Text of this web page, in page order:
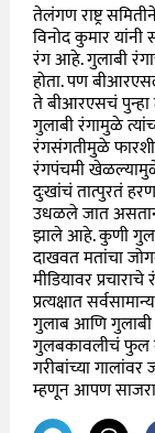
तेलंगण राष्ट्र
विनोद कुमार यांनी
रंग आहे. गुलाबी
होता. पण
ते बीआरएसचं
गुलाबी रंगामुळे
रंगसंगतीमुळे
रंगपंचमी खेळल्यामुळे
दुःखांचं तात्पुरतं
उधळले जात
झाले आहे. कुणी
दाखवत मतांचा
मीडियावर
प्रत्यक्षात
गुलाब आणि
गुलबकावलीचं फुल
गरीबांच्या
म्हणून आपण